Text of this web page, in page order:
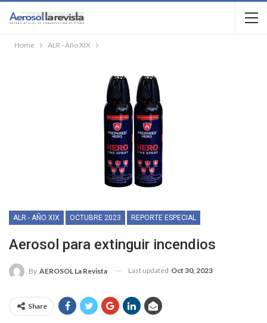
Home ALR - Año XIX
ALR - AÑO XIX OCTUBRE 2023 REPORTE ESPECIAL
Aerosol para extinguir incendios
By AEROSOL La Revista Last updated Oct 30, 2023
Share